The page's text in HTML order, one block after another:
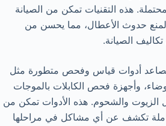
هذه التقنيات تمكن من الصيانة
لمنع حدوث الأعطال، مما يحسن من
الصيانة.
أدوات قياس وفحص متطورة مثل
وأجهزة فحص الكابلات بالموجات
الزيوت والشحوم. هذه الأدوات تمكن من
تكشف عن أي مشاكل في مراحلها